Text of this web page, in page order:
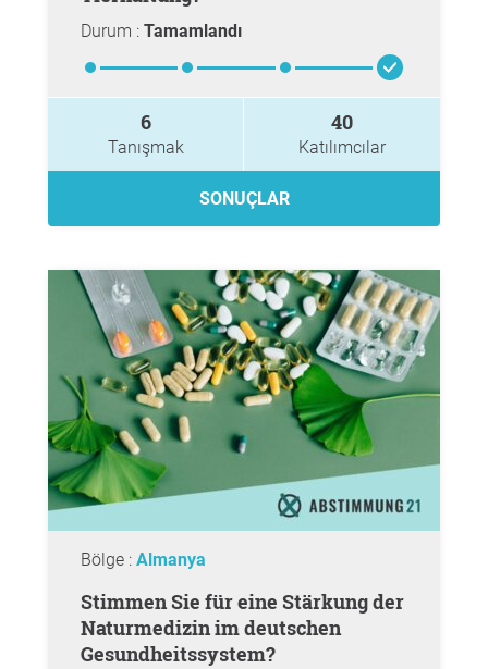
Durum : Tamamlandı
6
Tanışmak
40
Katılımcılar
SONUÇLAR
Bölge : Almanya
Stimmen Sie für eine Stärkung der
Naturmedizin im deutschen
Gesundheitssystem?